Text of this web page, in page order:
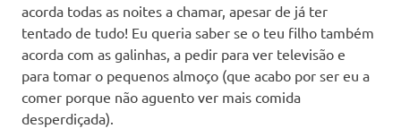
acorda todas as noites a chamar, apesar de já ter
tentado de tudo! Eu queria saber se o teu filho também
acorda com as galinhas, a pedir para ver televisão e
para tomar o pequenos almoço (que acabo por ser eu a
comer porque não aguento ver mais comida
desperdiçada).